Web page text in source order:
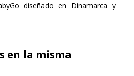
diseñado en Dinamarca y
en la misma